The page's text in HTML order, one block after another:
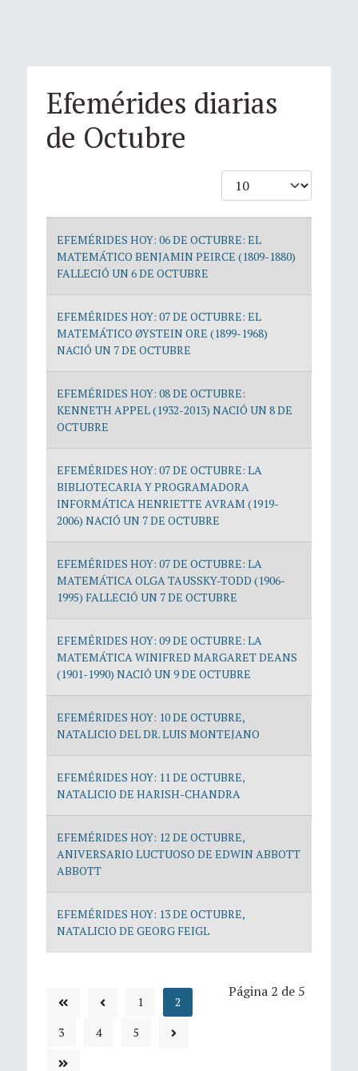
Efemérides diarias
de Octubre
Cantidad
EFEMÉRIDES HOY: 06 DE OCTUBRE: EL
MATEMÁTICO BENJAMIN PEIRCE (1809-1880)
FALLECIÓ UN 6 DE OCTUBRE
EFEMÉRIDES HOY: 07 DE OCTUBRE: EL
MATEMÁTICO ØYSTEIN ORE (1899-1968)
NACIÓ UN 7 DE OCTUBRE
EFEMÉRIDES HOY: 08 DE OCTUBRE:
KENNETH APPEL (1932-2013) NACIÓ UN 8 DE
OCTUBRE
EFEMÉRIDES HOY: 07 DE OCTUBRE: LA
BIBLIOTECARIA Y PROGRAMADORA
INFORMÁTICA HENRIETTE AVRAM (1919-
2006) NACIÓ UN 7 DE OCTUBRE
EFEMÉRIDES HOY: 07 DE OCTUBRE: LA
MATEMÁTICA OLGA TAUSSKY-TODD (1906-
1995) FALLECIÓ UN 7 DE OCTUBRE
EFEMÉRIDES HOY: 09 DE OCTUBRE: LA
MATEMÁTICA WINIFRED MARGARET DEANS
(1901-1990) NACIÓ UN 9 DE OCTUBRE
EFEMÉRIDES HOY: 10 DE OCTUBRE,
NATALICIO DEL DR. LUIS MONTEJANO
EFEMÉRIDES HOY: 11 DE OCTUBRE,
NATALICIO DE HARISH-CHANDRA
EFEMÉRIDES HOY: 12 DE OCTUBRE,
ANIVERSARIO LUCTUOSO DE EDWIN ABBOTT
ABBOTT
EFEMÉRIDES HOY: 13 DE OCTUBRE,
NATALICIO DE GEORG FEIGL
Página 2 de 5
1
2
3
4 5